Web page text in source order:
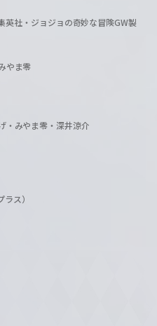
英社・ジョジョの奇妙な冒険GW製
やま零
みやま零・深井涼介
ス）